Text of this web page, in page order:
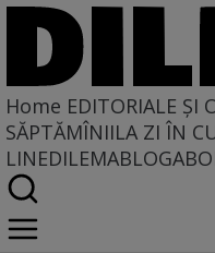
Home EDITORIALE ȘI
SĂPTĂMÎNIILA ZI ÎN
LINEDILEMABLOG
Home
Caleidoscopie